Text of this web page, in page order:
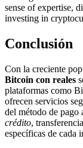
Conclusión
Con la creciente
Bitcoin con reales
plataformas como
ofrecen servicios
del método de pago
crédito,
específicas de cada